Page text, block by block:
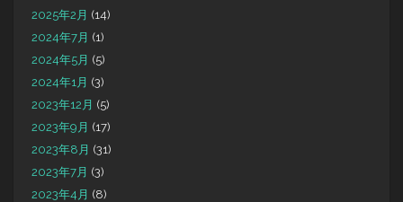
2025年2月 (14)
2024年7月 (1)
2024年5月 (5)
2024年1月 (3)
2023年12月 (5)
2023年9月 (17)
2023年8月 (31)
2023年7月 (3)
2023年4月 (8)